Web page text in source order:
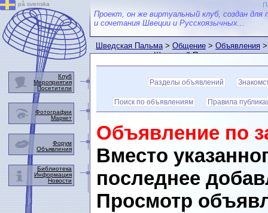
Проект, он же виртуальный клуб, создан для
и сочетания Швеции и Русскоязычных...
Шведская Пальма>Общение>Объявления>
пользователем Шведской Пальмы
Разделы объявлений
Поиск по объявлениям Правила
Объявление по
Вместо
последнее
Просмотр
på svenska
Клуб
Мероприятия
Посетители
Фотографии
Маркет
Форум
Объявления
Библиотека
Информация
Новости